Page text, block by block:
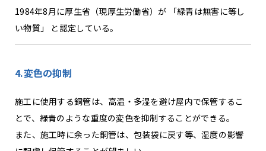
1984年8月に厚生省（現厚生労働省）が 「緑青は無害に等し
い物質」 と認定している。
4.変色の抑制
施工に使用する銅管は、高温・多湿を避け屋内で保管するこ
とで、緑青のような重度の変色を抑制することができる。
また、施工時に余った銅管は、包装袋に戻す等、湿度の影響